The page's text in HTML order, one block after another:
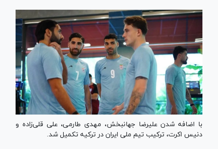
با اضافه شدن علیرضا جهانبخش، مهدی طارمی، علی قلی‌زاده و
دنیس اکرت، ترکیب تیم ملی ایران در ترکیه تکمیل شد.